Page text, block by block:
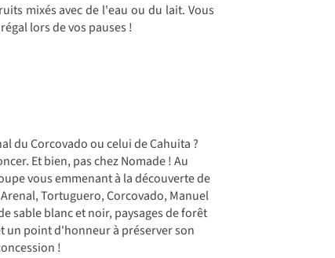
mixés avec de l'eau ou du lait. Vous
lors de vos pauses !
du Corcovado ou celui de Cahuita ?
Et bien, pas chez Nomade ! Au
vous emmenant à la découverte de
Tortuguero, Corcovado, Manuel
sable blanc et noir, paysages de forêt
un point d'honneur à préserver son
!